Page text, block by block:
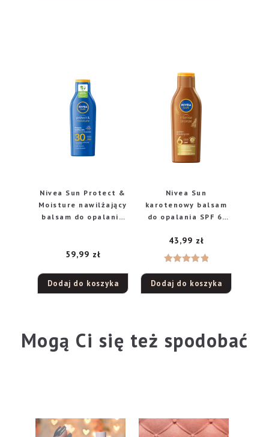
Nivea Sun Protect &
Moisture nawilżający
balsam do opalania
59,99 zł
Dodaj do koszyka
Nivea Sun
karotenowy balsam
do opalania SPF 6,
5.00na 5
43,99 zł
Dodaj do koszyka
Mogą Ci się też spodobać